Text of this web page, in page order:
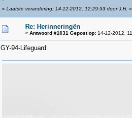
« Laatste verandering: 14-12-2012, 12:29:53 door J.H. »
Re: Herinneringën
« Antwoord #1031 Gepost op: 14-12-2012,
GY-94-Lifeguard